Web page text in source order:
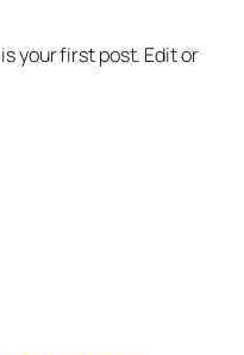
your first post. Edit or